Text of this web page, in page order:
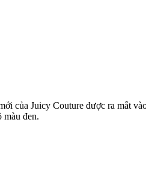
của Juicy Couture được ra mắt
màu đen.